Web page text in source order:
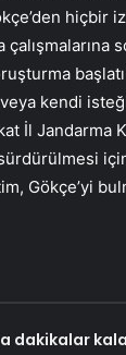
hiçbir
kendi
İl Jandarma
sürdürülmesi
Gökçe’yi
dakikalar